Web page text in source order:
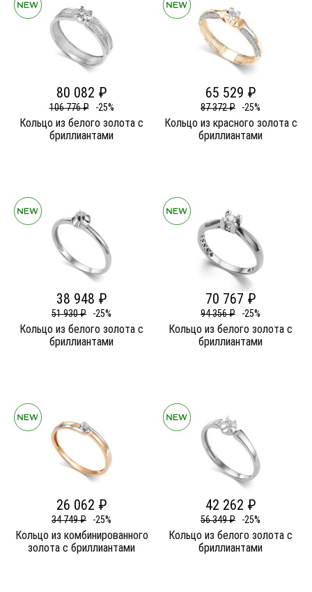
80 082 ₽
106 776 ₽ -25%
Кольцо из белого золота c
бриллиантами
65 529 ₽
87 372 ₽ -25%
Кольцо из красного золота c
бриллиантами
38 948 ₽
51 930 ₽ -25%
Кольцо из белого золота c
бриллиантами
70 767 ₽
94 356 ₽ -25%
Кольцо из белого золота c
бриллиантами
26 062 ₽
34 749 ₽ -25%
Кольцо из комбинированного
золота c бриллиантами
42 262 ₽
56 349 ₽ -25%
Кольцо из белого золота c
бриллиантами